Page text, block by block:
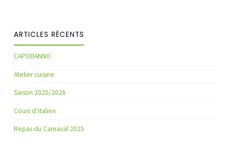
ARTICLES RÉCENTS
CAPODANNO
Atelier cuisine
Saison 2025/2026
Cours d’italien
Repas du Carnaval 2025